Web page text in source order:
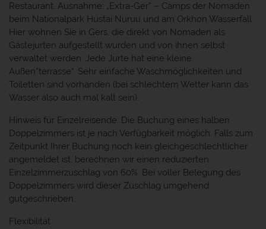
Restaurant. Ausnahme: „Extra-Ger“ – Camps der Nomaden
beim Nationalpark Hustai Nuruu und am Orkhon Wasserfall.
Hier wohnen Sie in Gers, die direkt von Nomaden als
Gästejurten aufgestellt wurden und von ihnen selbst
verwaltet werden. Jede Jurte hat eine kleine
Außen“terrasse“. Sehr einfache Waschmöglichkeiten und
Toiletten sind vorhanden (bei schlechtem Wetter kann das
Wasser also auch mal kalt sein).
Hinweis für Einzelreisende: Die Buchung eines halben
Doppelzimmers ist je nach Verfügbarkeit möglich. Falls zum
Zeitpunkt Ihrer Buchung noch kein gleichgeschlechtlicher
angemeldet ist, berechnen wir einen reduzierten
Einzelzimmerzuschlag von 60%. Bei voller Belegung des
Doppelzimmers wird dieser Zuschlag umgehend
gutgeschrieben.
Flexibilität